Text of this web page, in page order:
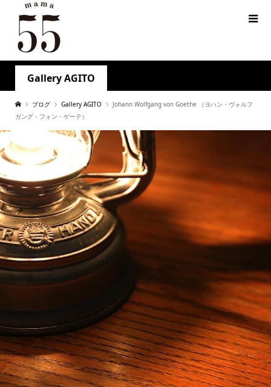
Gallery AGITO
ブログ Gallery AGITO
Johann Wolfgang von Goethe （ヨハン・ヴォルフ
ガング・フォン・ゲーテ）